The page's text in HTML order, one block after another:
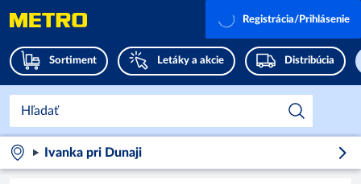
Sortiment Letáky a akcie Distribúcia
Registrácia/Prihlásenie
Ivanka pri Dunaji